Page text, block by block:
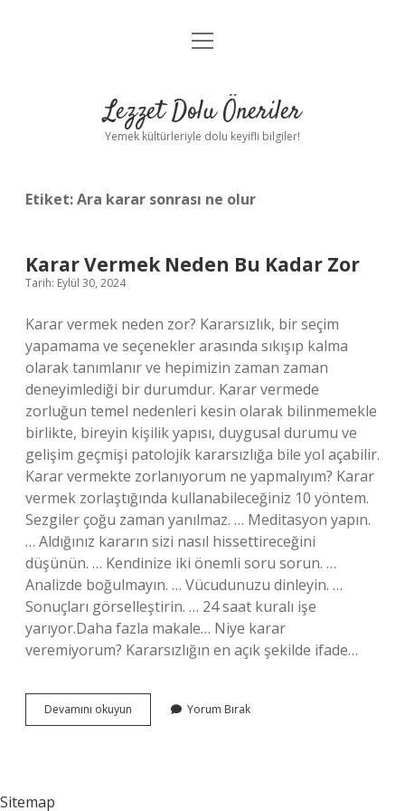
Anasayfa
Yasal Uyarı
menüyü
Lezzet Dolu Öneriler
Yemek kültürleriyle dolu keyifli bilgiler!
Etiket:Ara karar sonrası ne olur
Karar Vermek Neden Bu Kadar Zor
Tarih: Eylül 30, 2024
Karar vermek neden zor? Kararsızlık, bir seçim
yapamama ve seçenekler arasında sıkışıp kalma
olarak tanımlanır ve hepimizin zaman zaman
deneyimlediği bir durumdur. Karar vermede
zorluğun temel nedenleri kesin olarak bilinmemekle
birlikte, bireyin kişilik yapısı, duygusal durumu ve
gelişim geçmişi patolojik kararsızlığa bile yol açabilir.
Karar vermekte zorlanıyorum ne yapmalıyım? Karar
vermek zorlaştığında kullanabileceğiniz 10 yöntem.
Sezgiler çoğu zaman yanılmaz. … Meditasyon yapın.
… Aldığınız kararın sizi nasıl hissettireceğini
düşünün. … Kendinize iki önemli soru sorun. …
Analizde boğulmayın. … Vücudunuzu dinleyin. …
Sonuçları görselleştirin. … 24 saat kuralı işe
yarıyor.Daha fazla makale… Niye karar
veremiyorum? Kararsızlığın en açık şekilde ifade…
Devamını okuyun
Vermek
Yorum Bırak
Sitemap